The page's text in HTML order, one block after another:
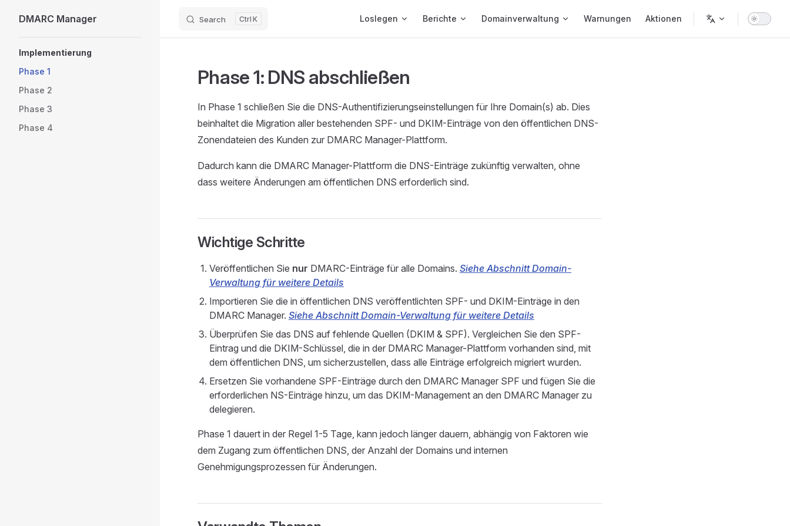
Skip to content
DMARC Manager Search K Loslegen Berichte Domainverwaltung Warnungen Aktionen
Implementierung
Phase 1
Phase 2
Phase 3
Phase 4
Phase 1: DNS abschließen
In Phase 1 schließen Sie die DNS-Authentifizierungseinstellungen für Ihre Domain(s) ab. Dies
beinhaltet die Migration aller bestehenden SPF- und DKIM-Einträge von den öffentlichen DNS-
Zonendateien des Kunden zur DMARC Manager-Plattform.
Dadurch kann die DMARC Manager-Plattform die DNS-Einträge zukünftig verwalten, ohne
dass weitere Änderungen am öffentlichen DNS erforderlich sind.
Wichtige Schritte
Veröffentlichen Sie nur DMARC-Einträge für alle Domains. Siehe Abschnitt Domain-
Verwaltung für weitere Details
Importieren Sie die in öffentlichen DNS veröffentlichten SPF- und DKIM-Einträge in den
DMARC Manager. Siehe Abschnitt Domain-Verwaltung für weitere Details
Überprüfen Sie das DNS auf fehlende Quellen (DKIM & SPF). Vergleichen Sie den SPF-
Eintrag und die DKIM-Schlüssel, die in der DMARC Manager-Plattform vorhanden sind, mit
dem öffentlichen DNS, um sicherzustellen, dass alle Einträge erfolgreich migriert wurden.
Ersetzen Sie vorhandene SPF-Einträge durch den DMARC Manager SPF und fügen Sie die
erforderlichen NS-Einträge hinzu, um das DKIM-Management an den DMARC Manager zu
delegieren.
Phase 1 dauert in der Regel 1-5 Tage, kann jedoch länger dauern, abhängig von Faktoren wie
dem Zugang zum öffentlichen DNS, der Anzahl der Domains und internen
Genehmigungsprozessen für Änderungen.